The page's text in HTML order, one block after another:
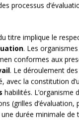
processus
titre implique le
. Les
conformes aux
. Le déroulement
avec la constitution
habilités. L’organisme
(grilles d’évaluation,
durée minimale de